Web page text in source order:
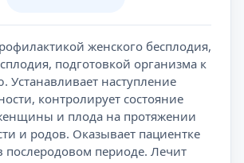
женского бесплодия,
подготовкой организма к
Устанавливает наступление
контролирует состояние
и плода на протяжении
и родов. Оказывает пациентке
периоде. Лечит